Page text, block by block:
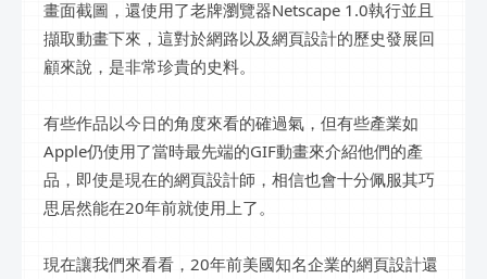
畫面截圖，還使用了老牌瀏覽器Netscape 1.0執行並且
擷取動畫下來，這對於網路以及網頁設計的歷史發展回
顧來說，是非常珍貴的史料。
有些作品以今日的角度來看的確過氣，但有些產業如
Apple仍使用了當時最先端的GIF動畫來介紹他們的產
品，即使是現在的網頁設計師，相信也會十分佩服其巧
思居然能在20年前就使用上了。
現在讓我們來看看，20年前美國知名企業的網頁設計還